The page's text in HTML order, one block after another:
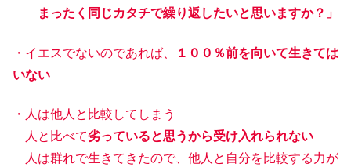
まったく同じカタチで繰り返したいと思いますか？」
・イエスでないのであれば、
１００％前を向いて生きては
いない
・人は他人と比較してしまう
人と比べて劣っていると思うから受け入れられない
人は群れで生きてきたので、他人と自分を比較する力が